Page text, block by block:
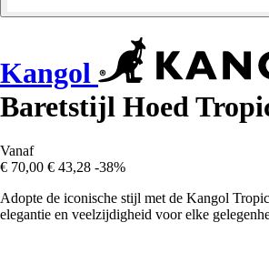
Kangol
Baretstijl Hoed
Vanaf
€ 70,00 € 43,28 -38%
Adopte de iconische stijl met de Kangol
elegantie en veelzijdigheid voor elke